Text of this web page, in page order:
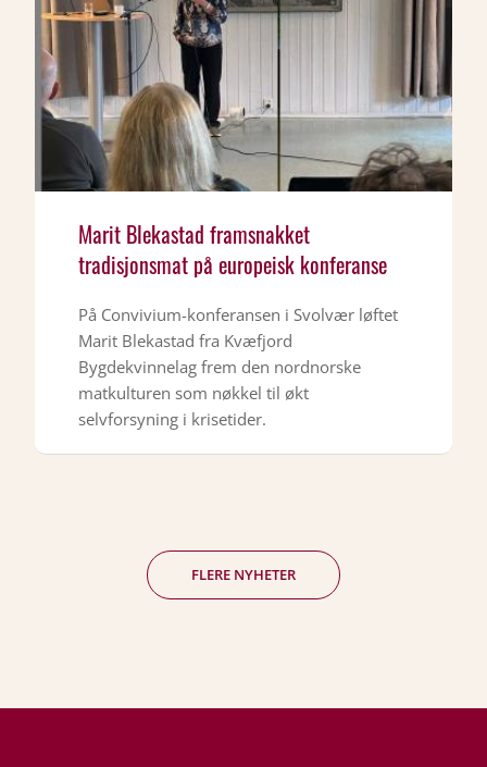
Marit Blekastad framsnakket
tradisjonsmat på europeisk konferanse
På Convivium-konferansen i Svolvær løftet
Marit Blekastad fra Kvæfjord
Bygdekvinnelag frem den nordnorske
matkulturen som nøkkel til økt
selvforsyning i krisetider.
FLERE NYHETER